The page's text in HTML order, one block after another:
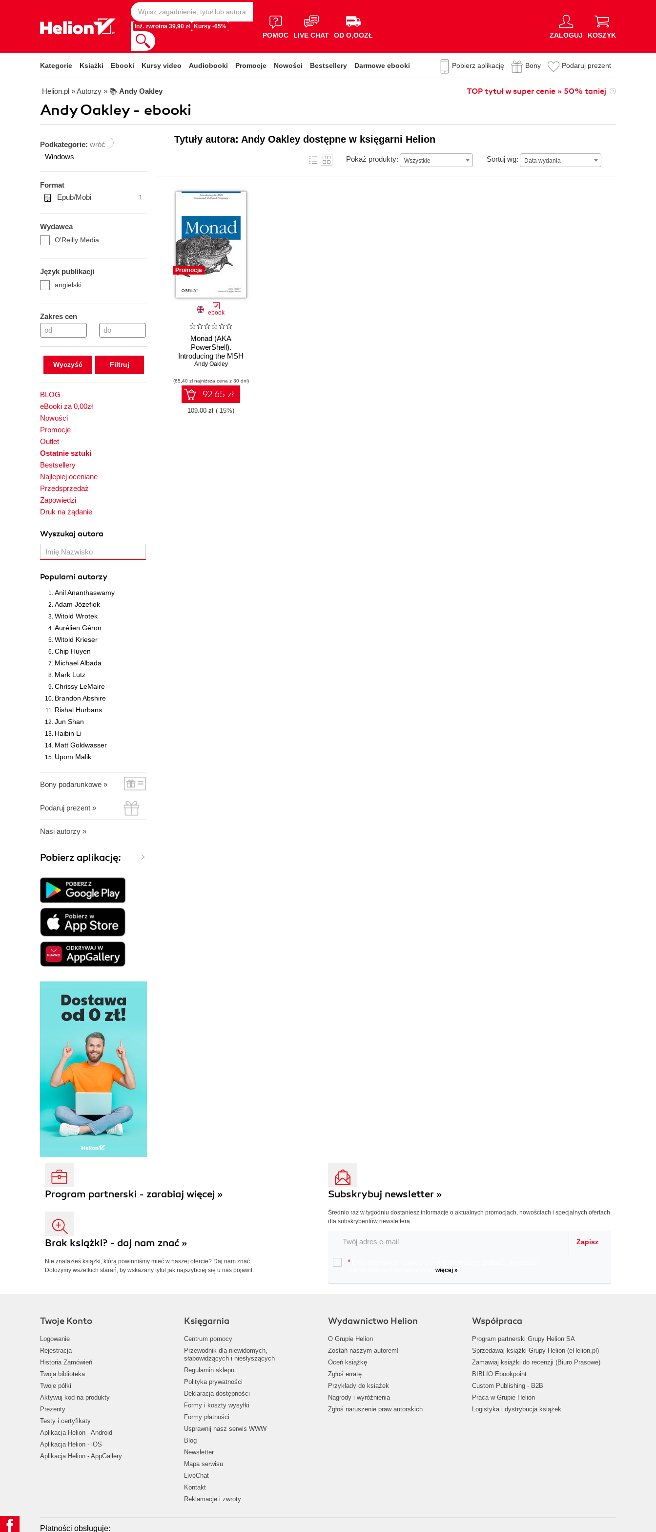
Inż. zwrotna 39,90 zł Kursy -65%
POMOC LIVE CHAT OD O,OOZŁ ZALOGUJ KOSZYK
Kategorie Książki Ebooki Kursy video Audiobooki Promocje Nowości Bestsellery Darmowe ebooki Pobierz aplikację Bony Podaruj prezent
Helion.pl » Autorzy » 📚 Andy Oakley TOP tytuł w super cenie » 50% taniej
Andy Oakley - ebooki
Podkategorie: wróć
Windows
Format
Epub/Mobi
1
Wydawca
O'Reilly Media
Język publikacji
angielski
Zakres cen
–
Wyczyść
BLOG
eBooki za 0,00zł
Nowości
Promocje
Outlet
Ostatnie sztuki
Bestsellery
Najlepiej oceniane
Przedsprzedaż
Zapowiedzi
Druk na żądanie
Wyszukaj autora
Popularni autorzy
Anil Ananthaswamy
Adam Józefiok
Witold Wrotek
Aurélien Géron
Witold Krieser
Chip Huyen
Michael Albada
Mark Lutz
Chrissy LeMaire
Brandon Abshire
Rishal Hurbans
Jun Shan
Haibin Li
Matt Goldwasser
Upom Malik
Bony podarunkowe »
Podaruj prezent »
Nasi autorzy »
Pobierz aplikację:
Tytuły autora: Andy Oakley dostępne w księgarni Helion
Pokaż produkty: Wszystkie Sortuj wg: Data wydania
Data wydania
Promocja
ebook
Monad (AKA
PowerShell).
Introducing the MSH
Command Shell and
Andy Oakley
(65,40 zł najniższa cena z 30 dni)
92.65 zł
109.00 zł (-15%)
Program partnerski - zarabiaj więcej »
Brak książki? - daj nam znać »
Nie znalazłeś książki, którą powinniśmy mieć w naszej ofercie? Daj nam znać.
Dołożymy wszelkich starań, by wskazany tytuł jak najszybciej się u nas pojawił.
Subskrybuj newsletter »
Średnio raz w tygodniu dostaniesz informacje o aktualnych promocjach, nowościach i specjalnych ofertach
dla subskrybentów newslettera.
Zapisz
*
więcej »
Twoje Konto
Logowanie
Rejestracja
Historia Zamówień
Twoja biblioteka
Twoje półki
Aktywuj kod na produkty
Prezenty
Testy i certyfikaty
Aplikacja Helion - Android
Aplikacja Helion - iOS
Aplikacja Helion - AppGallery
Księgarnia
Centrum pomocy
Przewodnik dla niewidomych,
słabowidzących i niesłyszących
Regulamin sklepu
Polityka prywatności
Deklaracja dostępności
Formy i koszty wysyłki
Formy płatności
Usprawnij nasz serwis WWW
Blog
Newsletter
Mapa serwisu
LiveChat
Kontakt
Reklamacje i zwroty
Wydawnictwo Helion
O Grupie Helion
Zostań naszym autorem!
Oceń książkę
Zgłoś erratę
Przykłady do książek
Nagrody i wyróżnienia
Zgłoś naruszenie praw autorskich
Współpraca
Program partnerski Grupy Helion SA
Sprzedawaj książki Grupy Helion (eHelion.pl)
Zamawiaj książki do recenzji (Biuro Prasowe)
BIBLIO Ebookpoint
Custom Publishing - B2B
Praca w Grupie Helion
Logistyka i dystrybucja książek
Płatności obsługuje: